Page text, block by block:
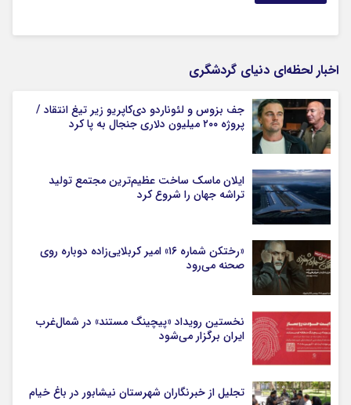
اخبار لحظه‌ای دنیای گردشگری
جف بزوس و لئوناردو دی‌کاپریو زیر تیغ انتقاد /
پروژه ۲۰۰ میلیون دلاری جنجال به پا کرد
ایلان ماسک ساخت عظیم‌ترین مجتمع تولید
تراشه جهان را شروع کرد
«رختکن شماره ۱۶» امیر کربلایی‌زاده دوباره روی
صحنه می‌رود
نخستین رویداد «پیچینگ مستند» در شمال‌غرب
ایران برگزار می‌شود
تجلیل از خبرنگاران شهرستان نیشابور در باغ خیام